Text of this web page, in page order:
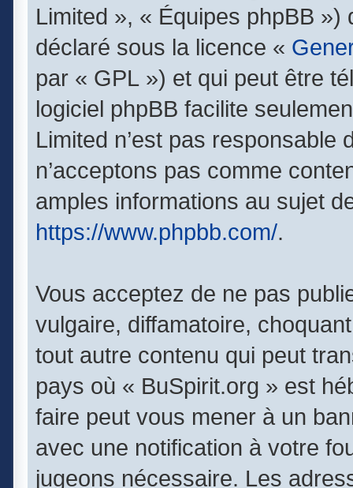
Limited », « Équipes phpBB
déclaré sous la licence «
par « GPL ») et qui peut être
logiciel phpBB facilite
Limited n’est pas
n’acceptons pas comme
amples informations au sujet
https://www.phpbb.com/.
Vous acceptez de ne pas
vulgaire, diffamatoire,
tout autre contenu qui peut
pays où « BuSpirit.org » est
faire peut vous mener à un
avec une notification à votre
jugeons nécessaire. Les